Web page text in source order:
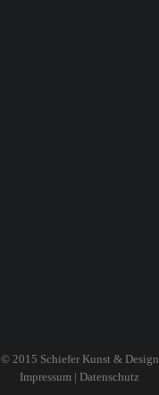
© 2015 Schiefer Kunst & Design
Impressum | Datenschutz